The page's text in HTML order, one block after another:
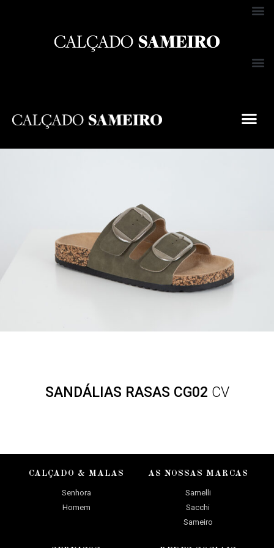
SANDÁLIAS RASAS CG02 CV
CALÇADO & MALAS
Senhora
Homem
AS NOSSAS MARCAS
Samelli
Sacchi
Sameiro